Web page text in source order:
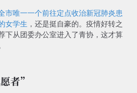
市唯一一个前往定点收治新冠肺炎患
女学生 ，还是挺自豪的。疫情好转之
下从团委办公室进入了青协，这才算
者”